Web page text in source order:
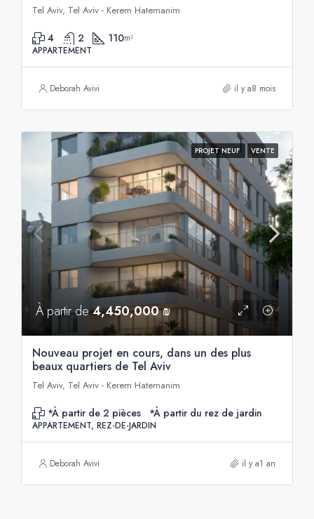
Tel Aviv, Tel Aviv - Kerem Hatemanim
4 2 110m²
APPARTEMENT
Deborah Avivi il y a8 mois
PROJET NEUF VENTE
À partir de4,450,000 ₪
Nouveau projet en cours, dans un des plus
beaux quartiers de Tel Aviv
Tel Aviv, Tel Aviv - Kerem Hatemanim
*À partir de 2 pièces *À partir du rez de jardin
APPARTEMENT, REZ-DE-JARDIN
Deborah Avivi il y a1 an